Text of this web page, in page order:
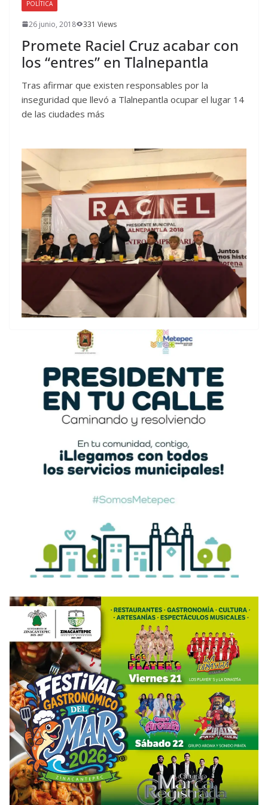
POLÍTICA
26 junio, 2018 331 Views
Promete Raciel Cruz acabar con
los “entres” en Tlalnepantla
Tras afirmar que existen responsables por la
inseguridad que llevó a Tlalnepantla ocupar el lugar 14
de las ciudades más